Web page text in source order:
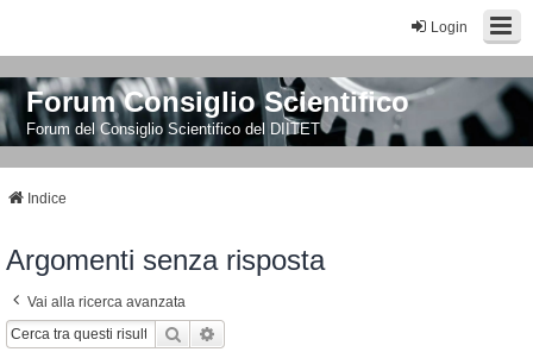
Login
Forum Consiglio Scientifico
Forum del Consiglio Scientifico del DIITET
Indice
Argomenti senza risposta
Vai alla ricerca avanzata
Cerca